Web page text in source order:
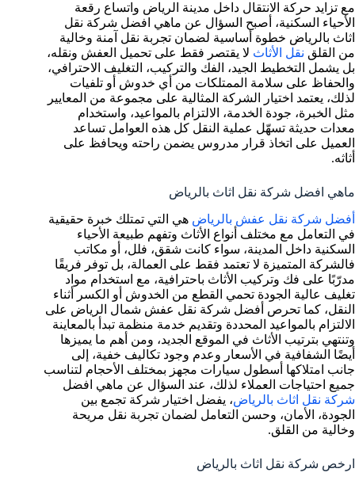
مع تزايد حركة الانتقال داخل مدينة الرياض واتساع رقعة
الأحياء السكنية، أصبح السؤال عن ماهي افضل شركة نقل
اثاث بالرياض خطوة أساسية لضمان تجربة نقل آمنة وخالية
من القلق نقل الأثاث لا يقتصر فقط على تحميل العفش ونقله،
بل يشمل التخطيط الجيد، الفك والتركيب، التغليف الاحترافي،
والحفاظ على سلامة الممتلكات من أي خدوش أو تلفيات
لذلك، يعتمد اختيار الشركة المثالية على مجموعة من المعايير
مثل الخبرة، جودة الخدمة، الالتزام بالمواعيد، واستخدام
معدات حديثة تسهّل عملية النقل كل هذه العوامل تساعد
العميل على اتخاذ قرار مدروس يضمن راحته ويحافظ على
أثاثه.
ماهي افضل شركة نقل اثاث بالرياض
أفضل شركة نقل عفش بالرياض هي التي تمتلك خبرة حقيقية
في التعامل مع مختلف أنواع الأثاث وتفهم طبيعة الأحياء
السكنية داخل المدينة، سواء كانت شقق، فلل، أو مكاتب
فالشركة المتميزة لا تعتمد فقط على العمالة، بل توفر فريقًا
مدرّبًا على فك وتركيب الأثاث باحترافية، مع استخدام مواد
تغليف عالية الجودة تحمي القطع من الخدوش أو الكسر أثناء
النقل، كما تحرص أفضل شركة نقل عفش شمال الرياض على
الالتزام بالمواعيد المحددة وتقديم خدمة منظمة تبدأ بالمعاينة
وتنتهي بترتيب الأثاث في الموقع الجديد، ومن أهم ما يميزها
أيضًا الشفافية في الأسعار وعدم وجود تكاليف خفية، إلى
جانب امتلاكها أسطول سيارات مجهز بمختلف الأحجام لتناسب
جميع احتياجات العملاء لذلك، عند السؤال عن ماهي افضل
شركة نقل اثاث بالرياض، يفضل اختيار شركة تجمع بين
الجودة، الأمان، وحسن التعامل لضمان تجربة نقل مريحة
وخالية من القلق.
ارخص شركة نقل اثاث بالرياض